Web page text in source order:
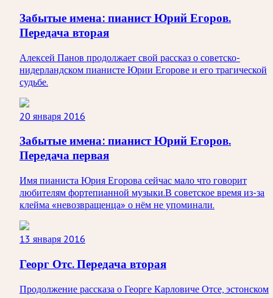
Забытые имена: пианист Юрий Егоров.
Передача вторая
Алексей Панов продолжает свой рассказ о советско-
нидерландском пианисте Юрии Егорове и его трагической
судьбе.
20 января 2016
Забытые имена: пианист Юрий Егоров.
Передача первая
Имя пианиста Юрия Егорова сейчас мало что говорит
любителям фортепианной музыки.В советское время из-за
клейма «невозвращенца» о нём не упоминали.
13 января 2016
Георг Отс. Передача вторая
Продолжение рассказа о Георге Карловиче Отсе, эстонском